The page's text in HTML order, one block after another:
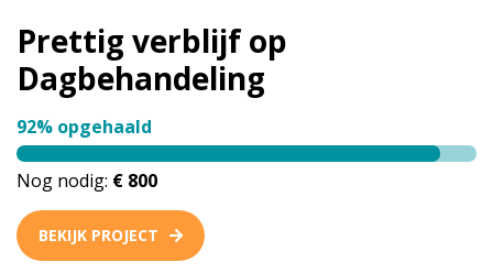
Prettig verblijf op
Dagbehandeling
92% opgehaald
Nog nodig: € 800
BEKIJK PROJECT